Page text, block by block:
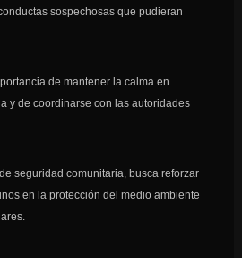
sospechosas que pudieran
de mantener la calma en
y de coordinarse con las autoridades
seguridad comunitaria, busca reforzar
en la protección del medio ambiente